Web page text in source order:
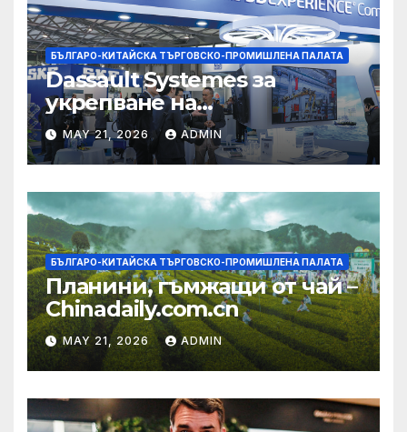
БЪЛГАРО-КИТАЙСКА ТЪРГОВСКО-ПРОМИШЛЕНА ПАЛАТА
Dassault Systemes за
укрепване на
изграждането на AI
екосистема в Китай
MAY 21, 2026 ADMIN
БЪЛГАРО-КИТАЙСКА ТЪРГОВСКО-ПРОМИШЛЕНА ПАЛАТА
Планини, гъмжащи от чай –
Chinadaily.com.cn
MAY 21, 2026 ADMIN